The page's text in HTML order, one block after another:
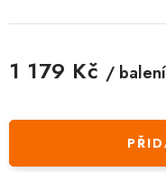
1 179 Kč / balení